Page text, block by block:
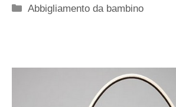
Categorie
Abbigliamento da bambino